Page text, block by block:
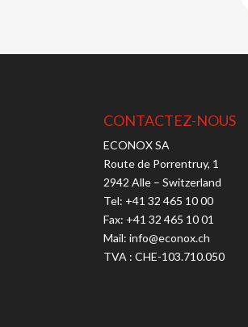
CONTACTEZ-NOUS
ECONOX SA
Route de Porrentruy, 1
2942 Alle – Switzerland
Tel: +41 32 465 10 00
Fax: +41 32 465 10 01
Mail:info@econox.ch
TVA : CHE-103.710.050